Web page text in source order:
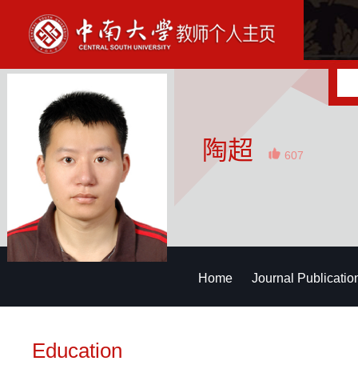
陶超 607
Home Journal
Education